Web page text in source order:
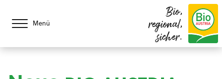
Menü
Bio,
regional,
sicher.